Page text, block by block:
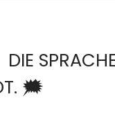
DIE
🗯️